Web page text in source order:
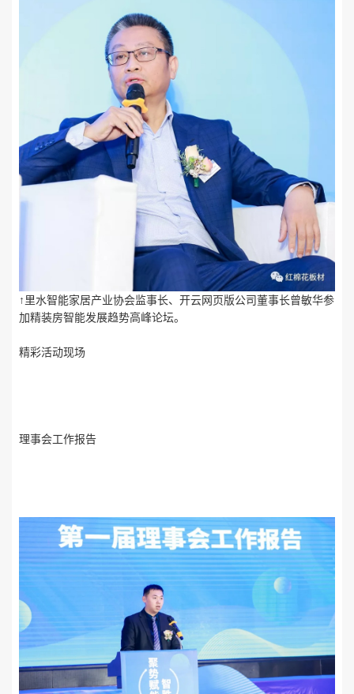
↑里水智能家居产业协会监事长、开云网页版公司董事长曾敏华参
加精装房智能发展趋势高峰论坛。
精彩活动现场
理事会工作报告